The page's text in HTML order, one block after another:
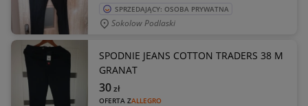
SPRZEDAJĄCY: OSOBA PRYWATNA
Sokolow Podlaski
SPODNIE JEANS COTTON TRADERS 38 M
GRANAT
OFERTA ZALLEGRO
30zł